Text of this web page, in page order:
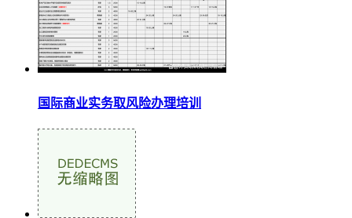
国际商业实务取风险办理培训